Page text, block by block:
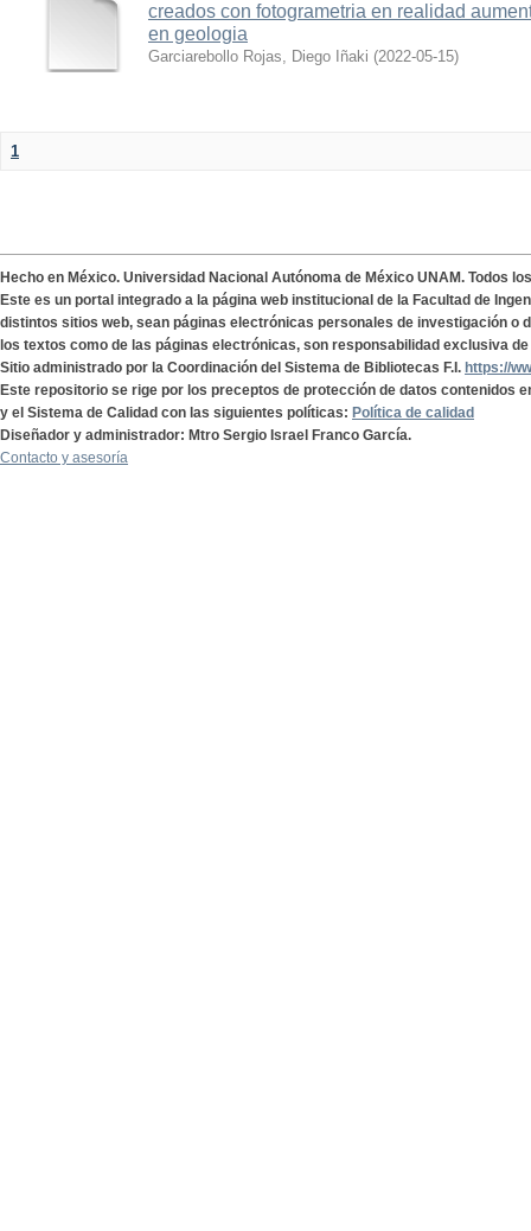
creados con fotogrametria en realidad
en geologia
Garciarebollo Rojas, Diego Iñaki (2022-05-15)
1
Hecho en México. Universidad Nacional Autónoma de México UNAM. Todos
Este es un portal integrado a la página web institucional de la Facultad de
distintos sitios web, sean páginas electrónicas personales de investigación o
los textos como de las páginas electrónicas, son responsabilidad exclusiva
Sitio administrado por la Coordinación del Sistema de Bibliotecas F.I. https://
Este repositorio se rige por los preceptos de protección de datos contenidos
y el Sistema de Calidad con las siguientes políticas: Política de calidad
Diseñador y administrador: Mtro Sergio Israel Franco García.
Contacto y asesoría